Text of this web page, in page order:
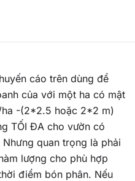
cáo trên dùng để
của với một ha có mật
-(2*2.5 hoặc 2*2 m)
TỐI ĐA cho vườn có
quan trọng là phải
lượng cho phù hợp
điểm bón phân. Nếu